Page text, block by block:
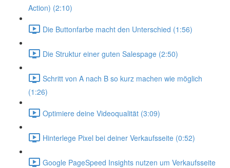
Action) (2:10)
Die Buttonfarbe macht den Unterschied (1:56)
Die Struktur einer guten Salespage (2:50)
Schritt von A nach B so kurz machen wie möglich
(1:26)
Optimiere deine Videoqualität (3:09)
Hinterlege Pixel bei deiner Verkaufsseite (0:52)
Google PageSpeed Insights nutzen um Verkaufsseite